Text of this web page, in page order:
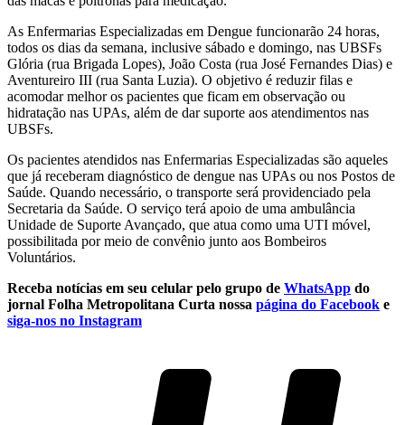
As Enfermarias Especializadas em Dengue funcionarão 24 horas,
todos os dias da semana, inclusive sábado e domingo, nas UBSFs
Glória (rua Brigada Lopes), João Costa (rua José Fernandes Dias) e
Aventureiro III (rua Santa Luzia). O objetivo é reduzir filas e
acomodar melhor os pacientes que ficam em observação ou
hidratação nas UPAs, além de dar suporte aos atendimentos nas
UBSFs.
Os pacientes atendidos nas Enfermarias Especializadas são aqueles
que já receberam diagnóstico de dengue nas UPAs ou nos Postos de
Saúde. Quando necessário, o transporte será providenciado pela
Secretaria da Saúde. O serviço terá apoio de uma ambulância
Unidade de Suporte Avançado, que atua como uma UTI móvel,
possibilitada por meio de convênio junto aos Bombeiros
Voluntários.
Receba notícias em seu celular pelo grupo de WhatsApp do
jornal Folha Metropolitana Curta nossa página do Facebook e
siga-nos no Instagram